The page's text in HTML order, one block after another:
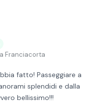
Franciacorta
fatto! Passeggiare a
splendidi e dalla
bellissimo!!!